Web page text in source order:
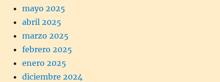
mayo 2025
abril 2025
marzo 2025
febrero 2025
enero 2025
diciembre 2024